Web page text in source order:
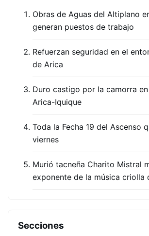
Obras de Aguas del Altiplano
generan puestos de trabajo
Refuerzan seguridad en el
de Arica
Duro castigo por la camorra
Arica-Iquique
Toda la Fecha 19 del Ascenso
viernes
Murió tacneña Charito Mistral
exponente de la música criolla
Secciones